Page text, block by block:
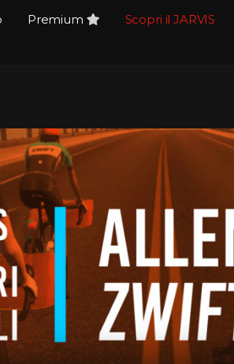
Premium Scopri il JARVIS